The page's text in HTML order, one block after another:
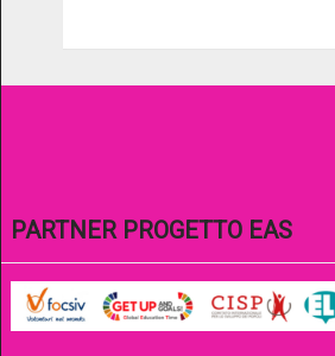
PARTNER PROGETTO EAS